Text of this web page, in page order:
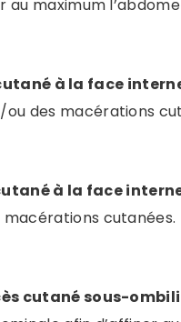
maximum
à la face
des macérations
à la face
cutanées.
cutané sous-